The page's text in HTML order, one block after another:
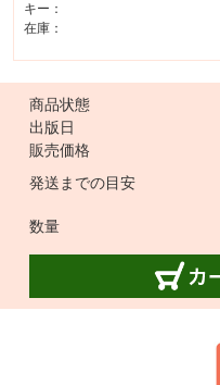
キー：
在庫：
商品状態
出版日
販売価格
発送までの目安
数量